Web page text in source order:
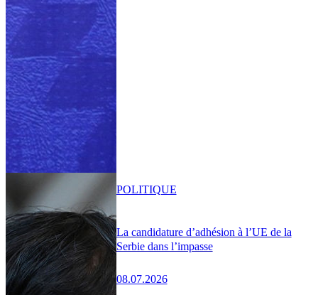
La candidature d’adhésion à l’UE de la
Serbie dans l’impasse
08.07.2026
POLITIQUE